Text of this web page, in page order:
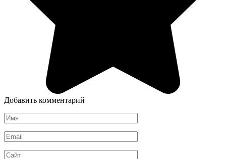
Добавить комментарий
Имя
*
Email
*
Сайт